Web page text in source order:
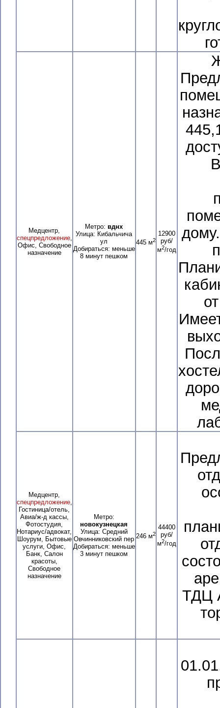
Медцентр,
спецпредложение,
Офис, Свободное
назначение
Метро: вднх
Улица: Кибальчича
ул
Добираться: меньше
8 минут пешком
445 м2
12900
руб/
м2/год
Медцентр,
спецпредложение,
Гостиница/отель,
Авиа/ж-д кассы,
Фотостудия,
Нотариус/адвокат,
Шоурум, Бытовые
услуги, Офис,
Банк, Салон
красоты,
Свободное
назначение
Метро:
новокузнецкая
Улица: Средний
Овчинниковский пер
Добираться: меньше
3 минут пешком
246 м2
44400
руб/
м2/год
ТДЦ